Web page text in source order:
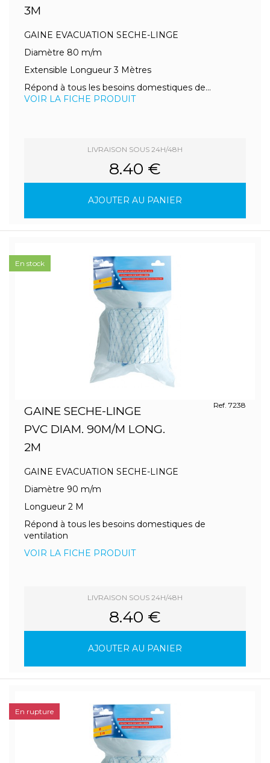
3M
GAINE EVACUATION SECHE-LINGE
Diamètre 80 m/m
Extensible Longueur 3 Mètres
Répond à tous les besoins domestiques de...
VOIR LA FICHE PRODUIT
LIVRAISON SOUS 24H/48H
8.40 €
AJOUTER AU PANIER
GAINE SECHE-LINGE
PVC DIAM. 90M/M LONG.
2M
Ref. 7238
GAINE EVACUATION SECHE-LINGE
Diamètre 90 m/m
Longueur 2 M
Répond à tous les besoins domestiques de
ventilation
VOIR LA FICHE PRODUIT
LIVRAISON SOUS 24H/48H
8.40 €
AJOUTER AU PANIER
En stock
En rupture